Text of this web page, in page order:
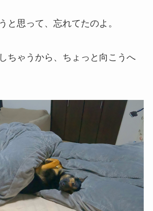
と思って、忘れてたのよ。
ちゃうから、ちょっと向こうへ